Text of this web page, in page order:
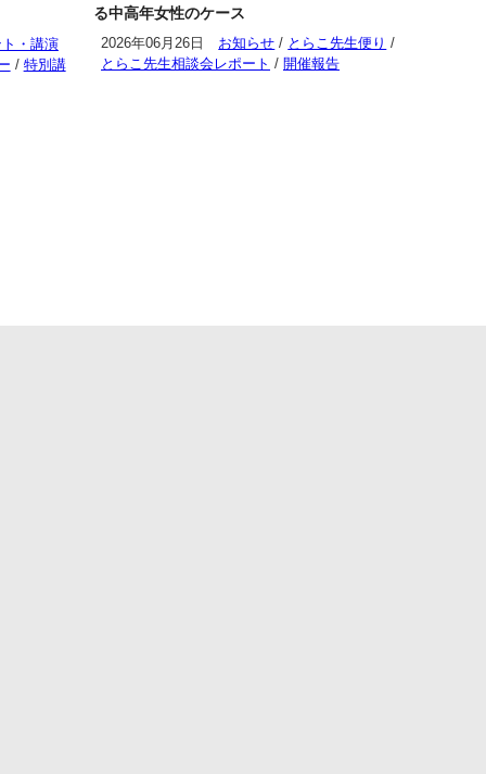
・講演
/ 特別講
る中高年女性のケース
2026年06月26日 お知らせ / とらこ先生便り /
とらこ先生相談会レポート /開催報告